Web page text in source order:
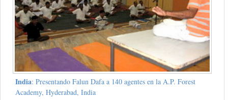
India: Presentando Falun Dafa a 140 agentes en la A.P. Forest
Academy, Hyderabad, India